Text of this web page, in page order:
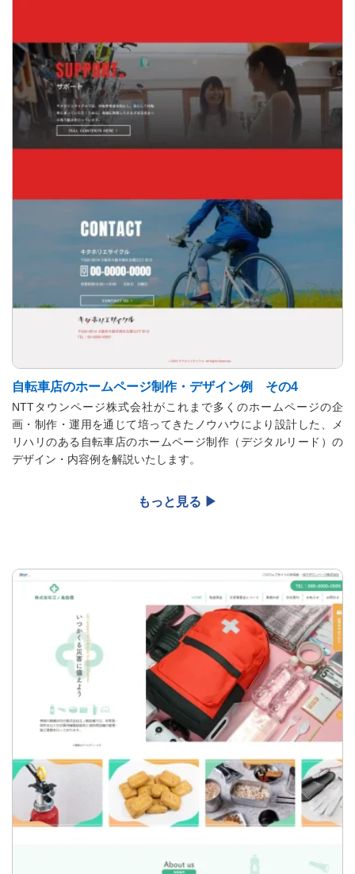
自転車店のホームページ制作・デザイン例 その4
NTTタウンページ株式会社がこれまで多くのホームページの企
画・制作・運用を通じて培ってきたノウハウにより設計した、メ
リハリのある自転車店のホームページ制作（デジタルリード）の
デザイン・内容例を解説いたします。